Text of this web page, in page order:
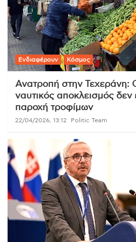
Ενδιαφέρουν Κόσμος
Ανατροπή στην Τεχεράνη:
ναυτικός αποκλεισμός δεν
παροχή τροφίμων
22/04/2026, 13:12 Politic Team